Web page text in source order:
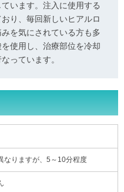
います。注入に使用する
り、毎回新しいヒアルロ
を気にされている方も多
使用し、治療部位を冷却
っています。
なりますが、5～10分程度